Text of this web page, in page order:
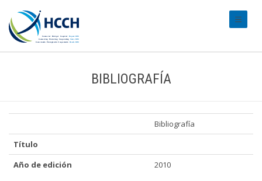
BIBLIOGRAFÍA
Bibliografía
Título
Año de edición
2010